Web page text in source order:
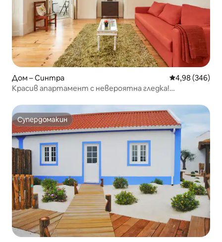
Дом – Синтра Средна
4,98 (346)
Красив апартамент с невероятна гледка!
Супердомакин
Супердомакин